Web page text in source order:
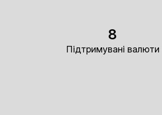
8
Підтримувані валюти